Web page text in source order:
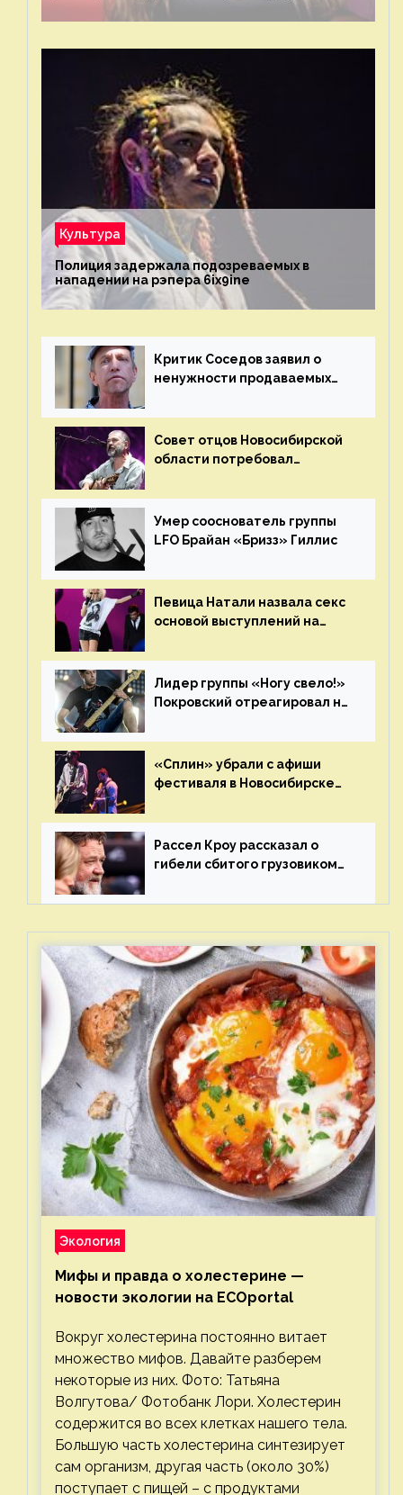
Культура
Полиция задержала подозреваемых в
нападении на рэпера 6ix9ine
Критик Соседов заявил о
ненужности продаваемых
Совет отцов Новосибирской
области потребовал
«Сплин»
Умер сооснователь группы
LFO Брайан «Бризз» Гиллис
Певица Натали назвала секс
основой выступлений на
Лидер группы «Ногу свело!»
Покровский отреагировал на
«Сплин» убрали с афиши
фестиваля в Новосибирске
отцов»
Рассел Кроу рассказал о
гибели сбитого грузовиком
Экология
Мифы и правда о холестерине —
новости экологии на ECOportal
Вокруг холестерина постоянно витает
множество мифов. Давайте разберем
некоторые из них. Фото: Татьяна
Волгутова/ Фотобанк Лори. Холестерин
содержится во всех клетках нашего тела.
Большую часть холестерина синтезирует
сам организм, другая часть (около 30%)
поступает с пищей – с продуктами